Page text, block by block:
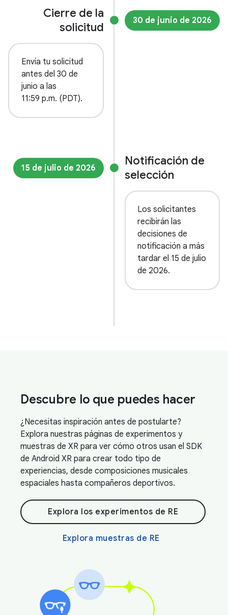
30 de junio de 2026
Cierre de la
solicitud
Envía tu solicitud
antes del 30 de
junio a las
11:59 p.m. (PDT).
15 de julio de 2026
Notificación de
selección
Los solicitantes
recibirán las
decisiones de
notificación a más
tardar el 15 de julio
de 2026.
Descubre lo que puedes hacer
¿Necesitas inspiración antes de postularte?
Explora nuestras páginas de experimentos y
muestras de XR para ver cómo otros usan el SDK
de Android XR para crear todo tipo de
experiencias, desde composiciones musicales
espaciales hasta compañeros deportivos.
Explora los experimentos de RE
Explora muestras de RE